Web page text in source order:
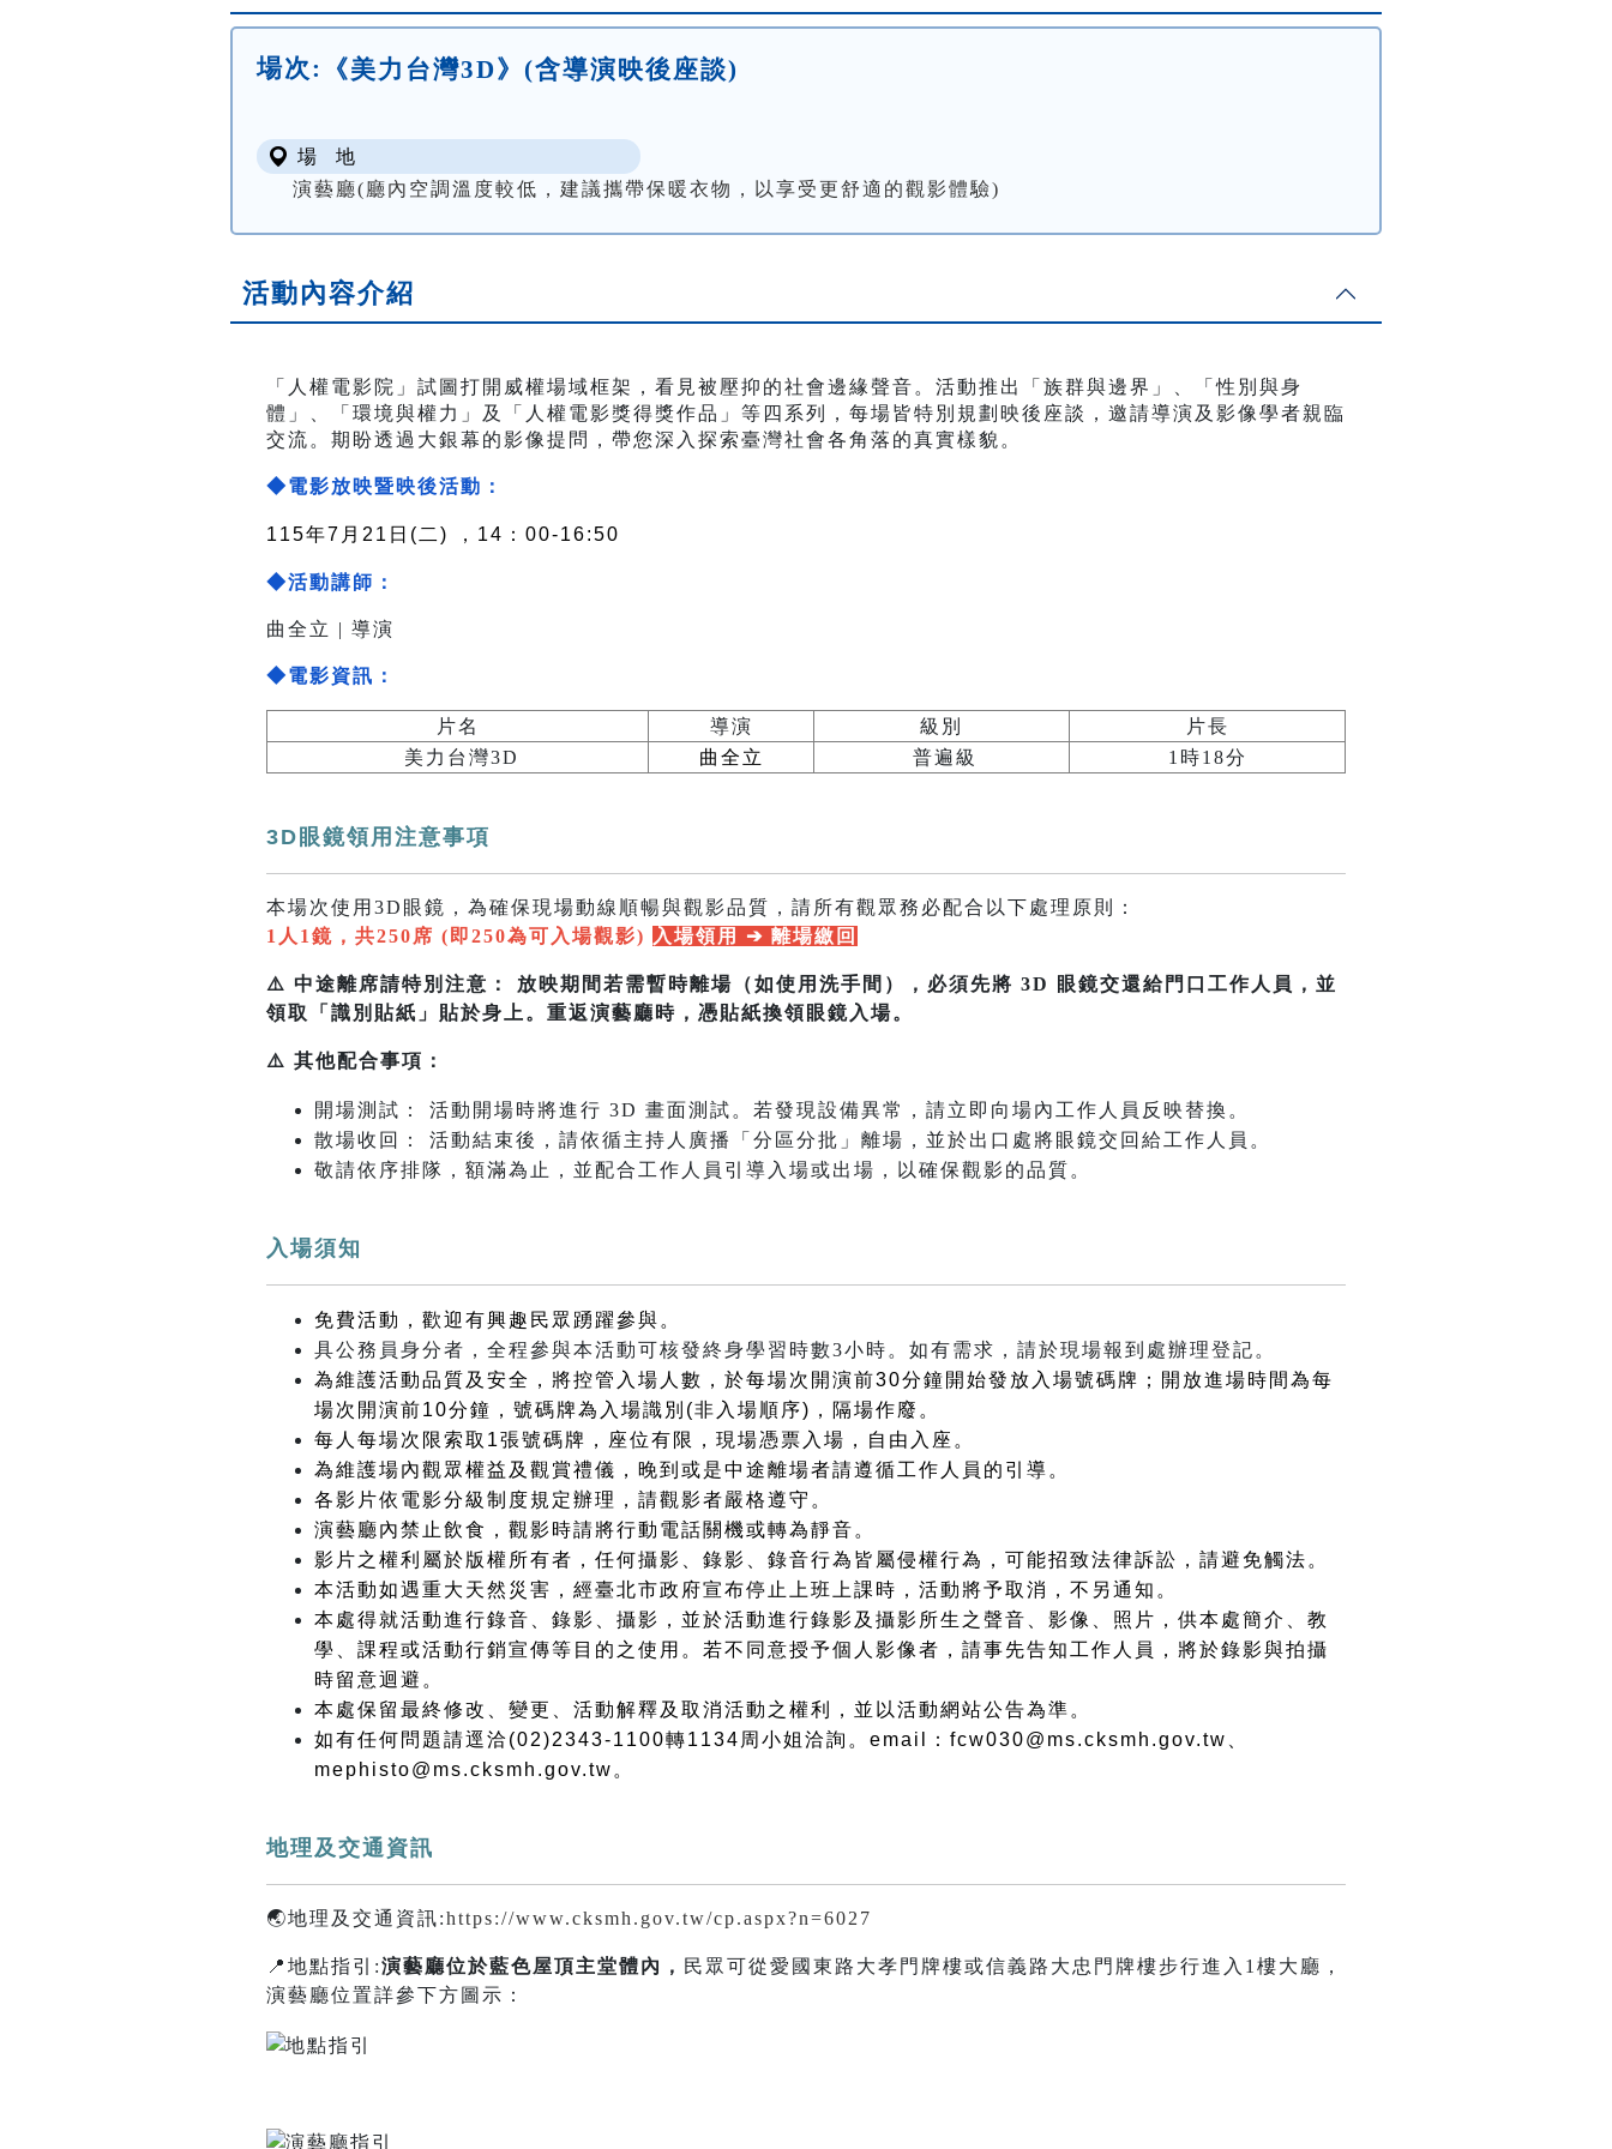
場次: 《美力台灣3D》(含導演映後座談)
場 地
演藝廳(廳內空調溫度較低，建議攜帶保暖衣物，以享受更舒適的觀影體驗)
活動內容介紹
「人權電影院」試圖打開威權場域框架，看見被壓抑的社會邊緣聲音。活動推出「族群與邊界」、「性別與身
體」、「環境與權力」及「人權電影獎得獎作品」等四系列，每場皆特別規劃映後座談，邀請導演及影像學者親臨
交流。期盼透過大銀幕的影像提問，帶您深入探索臺灣社會各角落的真實樣貌。
◆電影放映暨映後活動：
115年7月21 日(二) ，14：00-16:50
◆活動講師：
曲全立 | 導演
◆電影資訊：
片名 導演 級別
片長
美力台灣3D
曲全立 普遍級 1時18分
3D眼鏡領用注意事項
本場次使用3D眼鏡，為確保現場動線順暢與觀影品質，請所有觀眾務必配合以下處理原則：
1人1鏡，共250席 (即250為可入場觀影) 入場領用 ➔ 離場繳回
⚠️ 中途離席請特別注意： 放映期間若需暫時離場（如使用洗手間），必須先將 3D 眼鏡交還給門口工作人員，並
領取「識別貼紙」貼於身上。重返演藝廳時，憑貼紙換領眼鏡入場。
⚠️ 其他配合事項：
開場測試： 活動開場時將進行 3D 畫面測試。若發現設備異常，請立即向場內工作人員反映替換。
散場收回： 活動結束後，請依循主持人廣播「分區分批」離場，並於出口處將眼鏡交回給工作人員。
敬請依序排隊，額滿為止，並配合工作人員引導入場或出場，以確保觀影的品質。
入場須知
免費活動，歡迎有興趣民眾踴躍參與。
具公務員身分者，全程參與本活動可核發終身學習時數3小時。如有需求，請於現場報到處辦理登記。
為維護活動品質及安全，將控管入場人數，於每場次開演前30分鐘開始發放入場號碼牌；開放進場時間為每
場次開演前10分鐘，號碼牌為入場識別(非入場順序)，隔場作廢。
每人每場次限索取1張號碼牌，座位有限，現場憑票入場，自由入座。
為維護場內觀眾權益及觀賞禮儀，晚到或是中途離場者請遵循工作人員的引導。
各影片依電影分級制度規定辦理，請觀影者嚴格遵守。
演藝廳內禁止飲食，觀影時請將行動電話關機或轉為靜音。
影片之權利屬於版權所有者，任何攝影、錄影、錄音行為皆屬侵權行為，可能招致法律訴訟，請避免觸法。
本活動如遇重大天然災害，經臺北市政府宣布停止上班上課時，活動將予取消，不另通知。
本處得就活動進行錄音、錄影、攝影，並於活動進行錄影及攝影所生之聲音、影像、照片，供本處簡介、教
學、課程或活動行銷宣傳等目的之使用。若不同意授予個人影像者，請事先告知工作人員，將於錄影與拍攝
時留意迴避。
本處保留最終修改、變更、活動解釋及取消活動之權利，並以活動網站公告為準。
如有任何問題請逕洽(02)2343-1100轉1134周小姐洽詢。email：fcw030@ms.cksmh.gov.tw、
mephisto@ms.cksmh.gov.tw。
地理及交通資訊
🌏地理及交通資訊:https://www.cksmh.gov.tw/cp.aspx?n=6027
📍地點指引:演藝廳位於藍色屋頂主堂體內 ， 民眾可從愛國東路大孝門牌樓或信義路大忠門牌樓步行進入1樓大廳，
演藝廳位置詳參下方圖示：